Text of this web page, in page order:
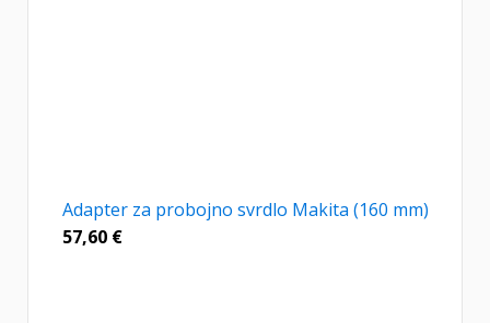
Adapter za probojno svrdlo Makita (160 mm)
57,60 €